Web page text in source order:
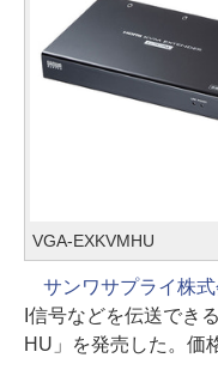
VGA-EXKVMHU
サンワサプライ株
I信号などを伝送でき
HU」を発売した。価